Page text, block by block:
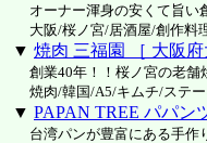
オーナー渾身の安くて旨い
大阪/桜ノ宮/居酒屋/創作料
▼ 焼肉 三福園 ［ 大阪府
創業40年！！桜ノ宮の老舗
焼肉/韓国/A5/キムチ/ステ
▼ PAPAN TREE パパン
台湾パンが豊富にある手作